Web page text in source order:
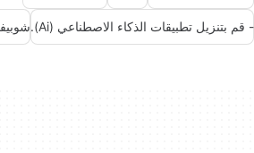
- قم بتنزيل تطبيقات الذكاء الاصطناعي (Ai).